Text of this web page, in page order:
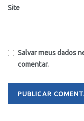
Site
Salvar meus dados
comentar.